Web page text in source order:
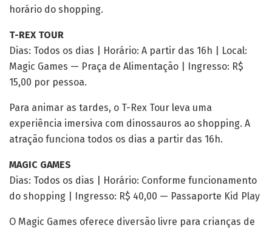
horário do shopping.
T-REX TOUR
Dias: Todos os dias | Horário: A partir das 16h | Local:
Magic Games — Praça de Alimentação | Ingresso: R$
15,00 por pessoa.
Para animar as tardes, o T-Rex Tour leva uma
experiência imersiva com dinossauros ao shopping. A
atração funciona todos os dias a partir das 16h.
MAGIC GAMES
Dias: Todos os dias | Horário: Conforme funcionamento
do shopping | Ingresso: R$ 40,00 — Passaporte Kid Play
O Magic Games oferece diversão livre para crianças de